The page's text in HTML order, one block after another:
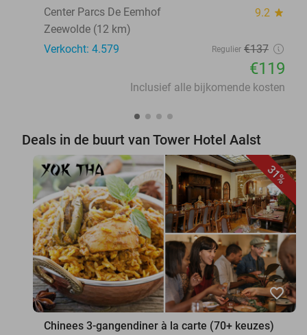
Center Parcs De Eemhof
9.2 star
Zeewolde (12 km)
Verkocht: 4.579
Regulier €137
€119
Inclusief alle bijkomende kosten
Deals in de buurt van Tower Hotel Aalst
31%
favorite_border
Chinees 3-gangendiner à la carte (70+ keuzes)